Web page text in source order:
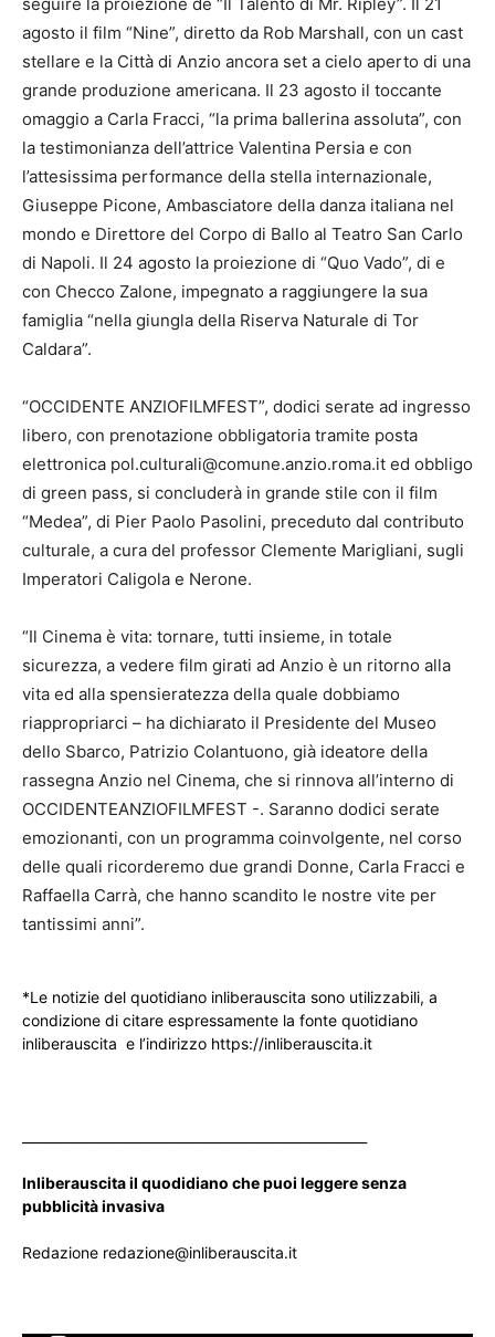
agosto il film “Nine”, diretto da Rob Marshall, con un cast
stellare e la Città di Anzio ancora set a cielo aperto di una
grande produzione americana. Il 23 agosto il toccante
omaggio a Carla Fracci, “la prima ballerina assoluta”, con
la testimonianza dell’attrice Valentina Persia e con
l’attesissima performance della stella internazionale,
Giuseppe Picone, Ambasciatore della danza italiana nel
mondo e Direttore del Corpo di Ballo al Teatro San Carlo
di Napoli. Il 24 agosto la proiezione di “Quo Vado”, di e
con Checco Zalone, impegnato a raggiungere la sua
famiglia “nella giungla della Riserva Naturale di Tor
Caldara”.
“OCCIDENTE ANZIOFILMFEST”, dodici serate ad ingresso
libero, con prenotazione obbligatoria tramite posta
elettronica pol.culturali@comune.anzio.roma.it ed obbligo
di green pass, si concluderà in grande stile con il film
“Medea”, di Pier Paolo Pasolini, preceduto dal contributo
culturale, a cura del professor Clemente Marigliani, sugli
Imperatori Caligola e Nerone.
“Il Cinema è vita: tornare, tutti insieme, in totale
sicurezza, a vedere film girati ad Anzio è un ritorno alla
vita ed alla spensieratezza della quale dobbiamo
riappropriarci – ha dichiarato il Presidente del Museo
dello Sbarco, Patrizio Colantuono, già ideatore della
rassegna Anzio nel Cinema, che si rinnova all’interno di
OCCIDENTEANZIOFILMFEST -. Saranno dodici serate
emozionanti, con un programma coinvolgente, nel corso
delle quali ricorderemo due grandi Donne, Carla Fracci e
Raffaella Carrà, che hanno scandito le nostre vite per
tantissimi anni”.
*Le notizie del quotidiano inliberauscita sono utilizzabili, a
condizione di citare espressamente la fonte quotidiano
inliberauscita e l’indirizzo https://inliberauscita.it
Inliberauscita il quodidiano che puoi leggere senza
pubblicità invasiva
Redazione redazione@inliberauscita.it